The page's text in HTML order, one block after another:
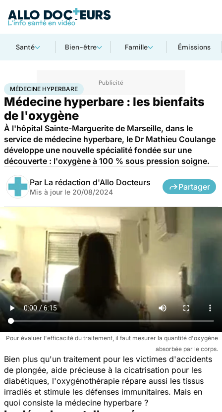
Santé Bien-être Famille Émissions
AccueilSantéMaladiesMédecine hyperbare
MÉDECINE HYPERBARE
Médecine hyperbare : les bienfaits
de l'oxygène
À l'hôpital Sainte-Marguerite de Marseille, dans le
service de médecine hyperbare, le Dr Mathieu Coulange
développe une nouvelle spécialité fondée sur une
découverte : l'oxygène à 100 % sous pression soigne.
Par La rédaction d'Allo Docteurs
Mis à jour le 20/08/2024
Partager
Pour évaluer l'efficacité du traitement, il faut mesurer la quantité d'oxygène
absorbée par le corps.
Bien plus qu'un traitement pour les victimes d'accidents
de plongée, aide précieuse à la cicatrisation pour les
diabétiques, l'oxygénothérapie répare aussi les tissus
irradiés et stimule les défenses immunitaires. Mais en
quoi consiste la médecine hyperbare ?